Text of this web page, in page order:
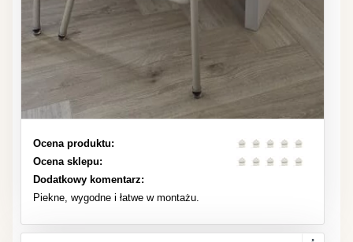
Ocena produktu:
Ocena sklepu:
Dodatkowy komentarz:
Piekne, wygodne i łatwe w montażu.